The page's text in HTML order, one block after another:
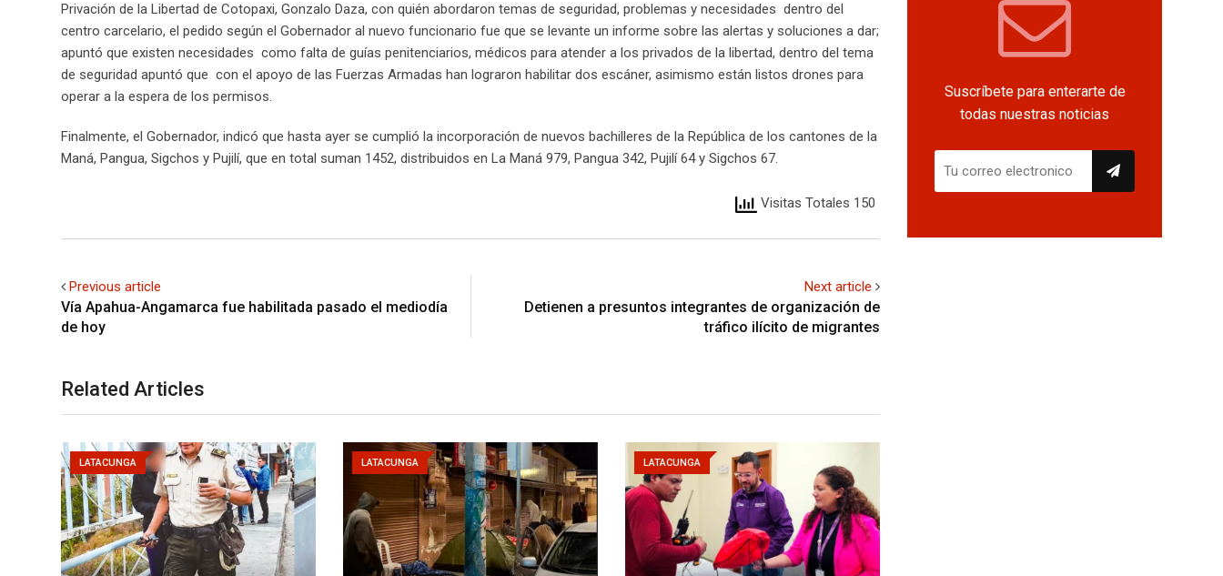
Privación de la Libertad de Cotopaxi, Gonzalo Daza, con quién abordaron temas de seguridad, problemas y necesidades dentro del
centro carcelario, el pedido según el Gobernador al nuevo funcionario fue que se levante un informe sobre las alertas y soluciones a dar;
apuntó que existen necesidades como falta de guías penitenciarios, médicos para atender a los privados de la libertad, dentro del tema
de seguridad apuntó que con el apoyo de las Fuerzas Armadas han lograron habilitar dos escáner, asimismo están listos drones para
operar a la espera de los permisos.
Finalmente, el Gobernador, indicó que hasta ayer se cumplió la incorporación de nuevos bachilleres de la República de los cantones de la
Maná, Pangua, Sigchos y Pujilí, que en total suman 1452, distribuidos en La Maná 979, Pangua 342, Pujilí 64 y Sigchos 67.
Visitas Totales 150
Previous article
Vía Apahua-Angamarca fue habilitada pasado el mediodía
de hoy
Next article
Detienen a presuntos integrantes de organización de
tráfico ilícito de migrantes
Related Articles
LATACUNGA LATACUNGA LATACUNGA
Suscríbete para enterarte de
todas nuestras noticias